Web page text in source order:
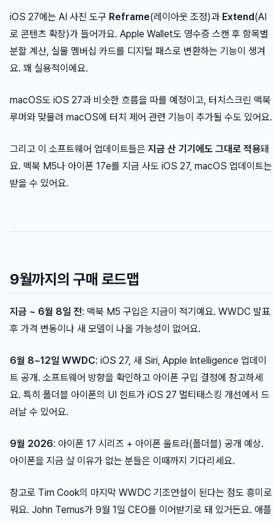
iOS 27에는 AI 사진 도구 Reframe(레이아웃 조정)과 Extend(AI
로 콘텐츠 확장)가 들어가요. Apple Wallet도 영수증 스캔 후 항목별
분할 계산, 실물 멤버십 카드를 디지털 패스로 변환하는 기능이 생겨
요. 꽤 실용적이에요.
macOS도 iOS 27과 비슷한 흐름을 따를 예정이고, 터치스크린 맥북
루머와 맞물려 macOS에 터치 제어 관련 기능이 추가될 수도 있어요.
그리고 이 소프트웨어 업데이트들은 지금 산 기기에도 그대로 적용돼
요. 맥북 M5나 아이폰 17e를 지금 사도 iOS 27, macOS 업데이트는
받을 수 있어요.
9월까지의 구매 로드맵
지금 ~ 6월 8일 전: 맥북 M5 구입은 지금이 적기예요. WWDC 발표
후 가격 변동이나 새 모델이 나올 가능성이 없어요.
6월 8~12일 WWDC: iOS 27, 새 Siri, Apple Intelligence 업데이
트 공개. 소프트웨어 방향을 확인하고 아이폰 구입 결정에 참고하세
요. 특히 폴더블 아이폰의 UI 힌트가 iOS 27 멀티태스킹 개선에서 드
러날 수 있어요.
9월 2026: 아이폰 17 시리즈 + 아이폰 울트라(폴더블) 공개 예상.
아이폰을 지금 살 이유가 없는 분들은 이때까지 기다리세요.
참고로 Tim Cook의 마지막 WWDC 기조연설이 된다는 점도 흥미로
워요. John Ternus가 9월 1일 CEO를 이어받기로 돼 있거든요. 애플